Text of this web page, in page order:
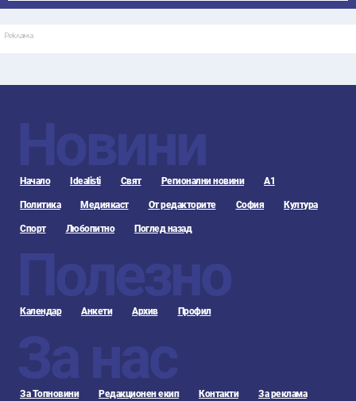
Реклама
Новини
Начало Idealisti Свят Регионални новини А1
Политика Медиякаст От редакторите София Култура
Спорт Любопитно Поглед назад
Полезно
Календар Анкети Архив Профил
За нас
За Топновини Редакционен екип Контакти За реклама